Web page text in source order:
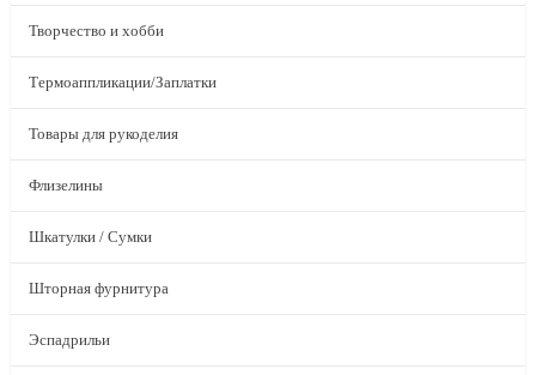
Творчество и хобби
Термоаппликации/Заплатки
Товары для рукоделия
Флизелины
Шкатулки / Сумки
Шторная фурнитура
Эспадрильи